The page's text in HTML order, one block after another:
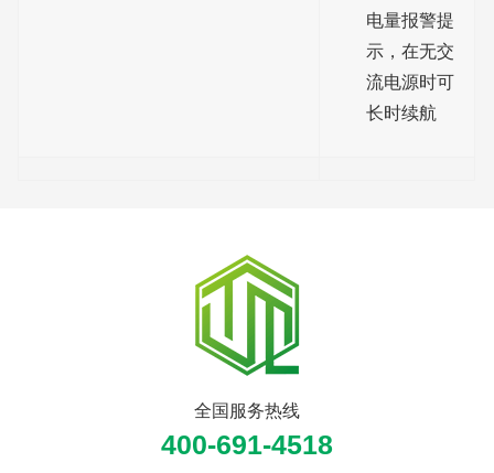
电量报警提
示，在无交
流电源时可
长时续航
全国服务热线
400-691-4518